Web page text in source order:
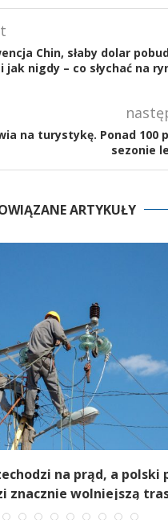
Chin, słaby dolar
jak nigdy – co słychać na
na turystykę. Ponad 100
sezonie
ARTYKUŁY
na prąd, a polski
znacznie wolniejszą